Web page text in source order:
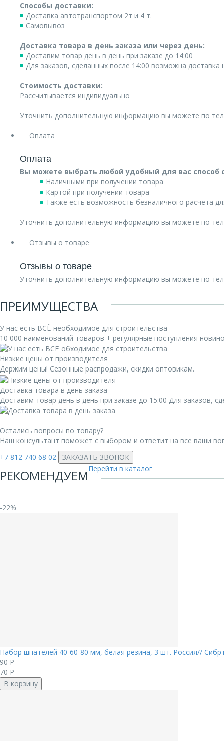
Способы доставки:
Доставка автотранспортом 2т и 4 т.
Самовывоз
Доставка товара в день заказа или через день:
Доставим товар день в день при заказе до 14:00
Для заказов, сделанных после 14:00 возможна
Стоимость доставки:
Рассчитывается индивидуально
Уточнить дополнительную информацию вы можете по
Оплата
Оплата
Вы можете выбрать любой удобный для вас способ
Наличными при получении товара
Картой при получении товара
Также есть возможность безналичного расчета
Уточнить дополнительную информацию вы можете по
Отзывы о товаре
Отзывы о товаре
Уточнить дополнительную информацию вы можете по
ПРЕИМУЩЕСТВА
У нас есть ВСЁ необходимое для строительства
10 000 наименований товаров + регулярные поступления
Низкие цены от производителя
Держим цены! Сезонные распродажи, скидки оптовикам.
Доставка товара в день заказа
Доставим товар день в день при заказе до 15:00 Для заказов,
Остались вопросы по товару?
Наш консультант поможет с выбором и ответит на все ваши
+7 812 740 68 02
ЗАКАЗАТЬ ЗВОНОК
РЕКОМЕНДУЕМПерейти в каталог
-22%
Набор шпателей 40-60-80 мм, белая резина, 3 шт. Россия//
90 Р
70 Р
В корзину